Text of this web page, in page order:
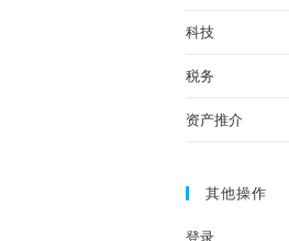
科技
税务
资产推介
其他操作
登录